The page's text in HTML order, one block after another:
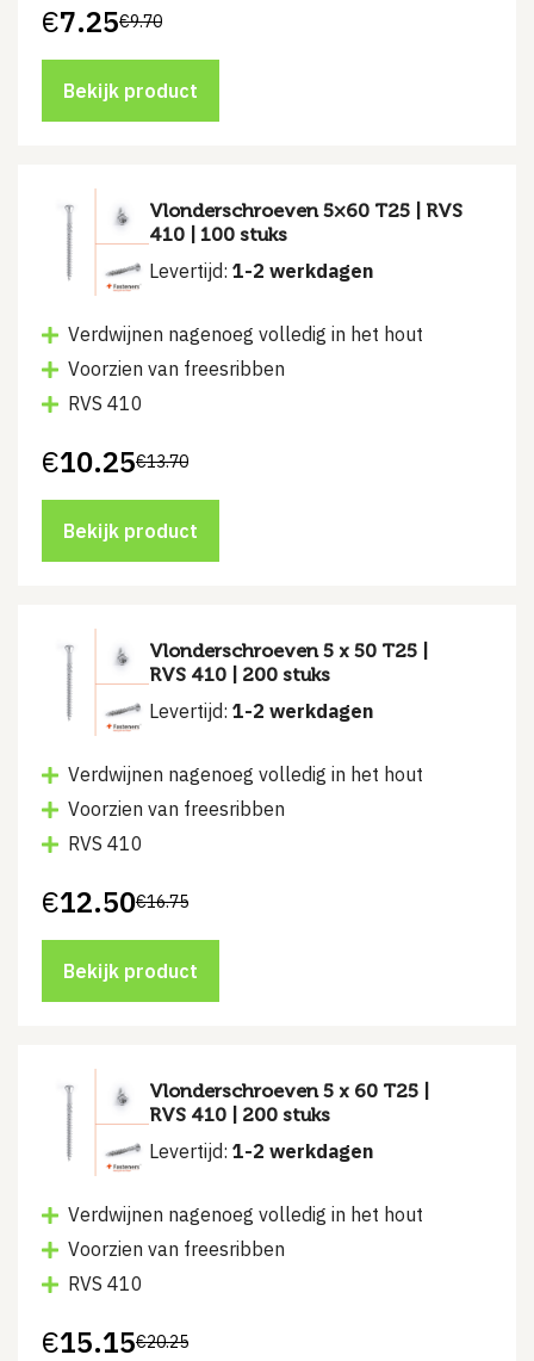
€9.70
Oorspronkelijke
was:
€9.70.
€7.25
Huidige
is:
€7.25.
Bekijk product
Vlonderschroeven 5×60 T25 | RVS
410 | 100 stuks
Levertijd: 1-2 werkdagen
Verdwijnen nagenoeg volledig in het hout
Voorzien van freesribben
RVS 410
€13.70
Oorspronkelijke
was:
€13.70.
€10.25
Huidige
is:
€10.25.
Bekijk product
Vlonderschroeven 5 x 50 T25 |
RVS 410 | 200 stuks
Levertijd: 1-2 werkdagen
Verdwijnen nagenoeg volledig in het hout
Voorzien van freesribben
RVS 410
€16.75
Oorspronkelijke
was:
€16.75.
€12.50
Huidige
is:
€12.50.
Bekijk product
Vlonderschroeven 5 x 60 T25 |
RVS 410 | 200 stuks
Levertijd: 1-2 werkdagen
Verdwijnen nagenoeg volledig in het hout
Voorzien van freesribben
RVS 410
€20.25
Oorspronkelijke
€15.15
Huidige